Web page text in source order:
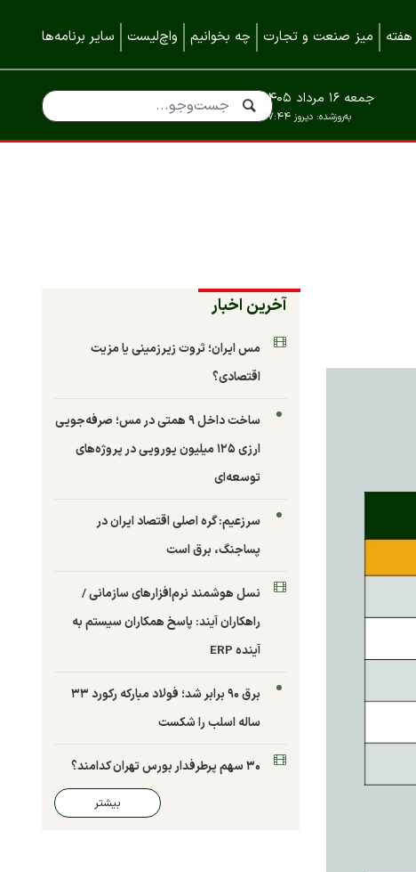
هفته میز صنعت و تجارت چه بخوانیم واچ‌لیست سایر برنامه‌ها
به‌روزشده: دیروز ۱۷:۴۴
جمعه ۱۶ مرداد ۱۴۰۵
آخرین اخبار
مس ایران؛ ثروت زیرزمینی یا مزیت
اقتصادی؟
ساخت داخل ۹ همتی در مس؛ صرفه‌جویی
ارزی ۱۲۵ میلیون یورویی در پروژه‌های
توسعه‌ای
سرزعیم: گره اصلی اقتصاد ایران در
پساجنگ، برق است
نسل هوشمند نرم‌افزارهای سازمانی /
راهکاران آیند: پاسخ همکاران سیستم به
آینده ERP
برق ۹۰ برابر شد؛ فولاد مبارکه رکورد ۳۳
ساله اسلب را شکست
۳۰ سهم پرطرفدار بورس تهران کدامند؟
بیشتر